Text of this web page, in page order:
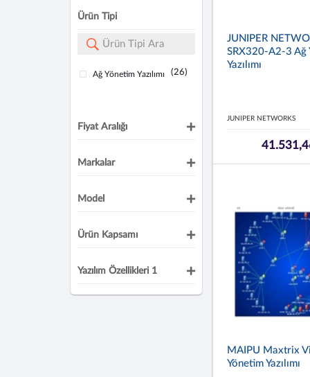
Ürün Tipi
Ağ Yönetim Yazılımı (26)
Fiyat Aralığı
Markalar
Model
Ürün Kapsamı
Yazılım Özellikleri 1
JUNIPER
SRX320-A2-3 Ağ
Yazılımı
JUNIPER NETWORKS
MAIPU Maxtrix
Yönetim Yazılımı